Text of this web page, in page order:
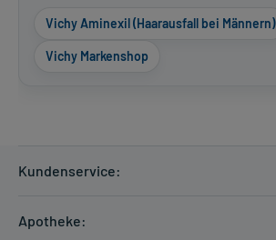
Vichy Aminexil (Haarausfall bei Männern)
Vichy Markenshop
Kundenservice:
Zahlungsarten
Apotheke: